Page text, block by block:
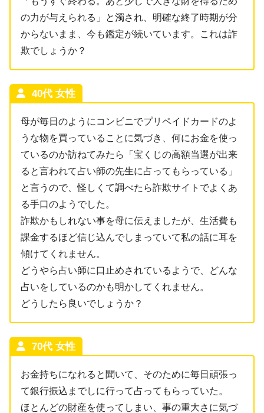
の力が与えられる」と濁され、明確な終了時期が分
からないまま、今も鑑定が続いています。これは詐
欺でしょうか？
40代 女性
母が毎日のようにコンビニでプリペイドカードのよ
うな物を買っていることに気づき、何にお金を使っ
ているのか訪ねてみたら「宝くじの高額当選が出来
ると言われて占い師の先生に占ってもらっている」
と言うので、怪しくて調べたら詐欺サイトでよくあ
る手口のようでした。
詐欺かもしれない事を母に伝えましたが、生活費も
課金するほど信じ込んでしまっていて私の話に耳を
傾けてくれません。
どうやら占い師に口止めされているようで、どんな
占いをしているのかも明かしてくれません。
どうしたら良いでしょうか？
70代 女性
お金持ちになれると聞いて、そのために毎日頑張っ
て銀行振込までしに行って占ってもらっていた。
ほとんどの財産を使ってしまい、事の重大さに気づ